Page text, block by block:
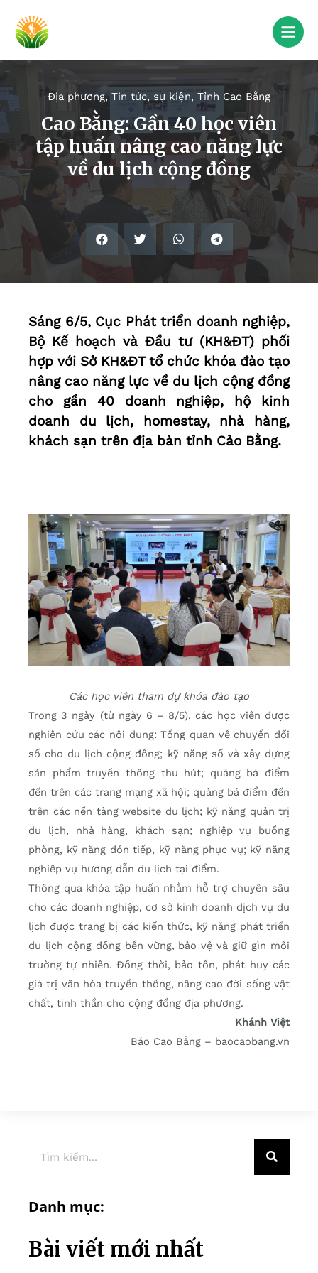
Địa phương, Tin tức, sự kiện, Tỉnh Cao Bằng
Cao Bằng: Gần 40 học viên
tập huấn nâng cao năng lực
về du lịch cộng đồng
Sáng 6/5, Cục Phát triển doanh nghiệp,
Bộ Kế hoạch và Đầu tư (KH&ĐT) phối
hợp với Sở KH&ĐT tổ chức khóa đào tạo
nâng cao năng lực về du lịch cộng đồng
cho gần 40 doanh nghiệp, hộ kinh
doanh du lịch, homestay, nhà hàng,
khách sạn trên địa bàn tỉnh Cảo Bằng.
Các học viên tham dự khóa đào tạo
Trong 3 ngày (từ ngày 6 – 8/5), các học viên được
nghiên cứu các nội dung: Tổng quan về chuyển đổi
số cho du lịch cộng đồng; kỹ năng số và xây dựng
sản phẩm truyền thông thu hút; quảng bá điểm
đến trên các trang mạng xã hội; quảng bá điểm đến
trên các nền tảng website du lịch; kỹ năng quản trị
du lịch, nhà hàng, khách sạn; nghiệp vụ buồng
phòng, kỹ năng đón tiếp, kỹ năng phục vụ; kỹ năng
nghiệp vụ hướng dẫn du lịch tại điểm.
Thông qua khóa tập huấn nhằm hỗ trợ chuyên sâu
cho các doanh nghiệp, cơ sở kinh doanh dịch vụ du
lịch được trang bị các kiến thức, kỹ năng phát triển
du lịch cộng đồng bền vững, bảo vệ và giữ gìn môi
trường tự nhiên. Đồng thời, bảo tồn, phát huy các
giá trị văn hóa truyền thống, nâng cao đời sống vật
chất, tinh thần cho cộng đồng địa phương.
Khánh Việt
Báo Cao Bằng – baocaobang.vn
Danh mục:
Bài viết mới nhất